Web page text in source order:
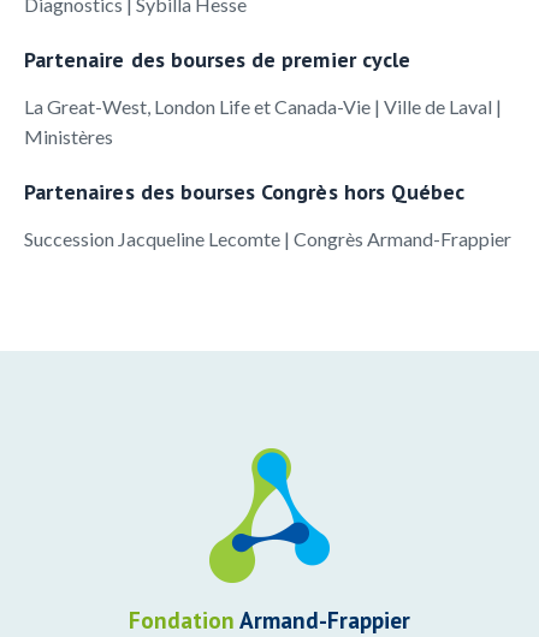
Partenaire des bourses de premier cycle
La Great-West, London Life et Canada-Vie | Ville de Laval |
Ministères
Partenaires des bourses Congrès hors Québec
Succession Jacqueline Lecomte | Congrès Armand-Frappier
Fondation Armand-Frappier